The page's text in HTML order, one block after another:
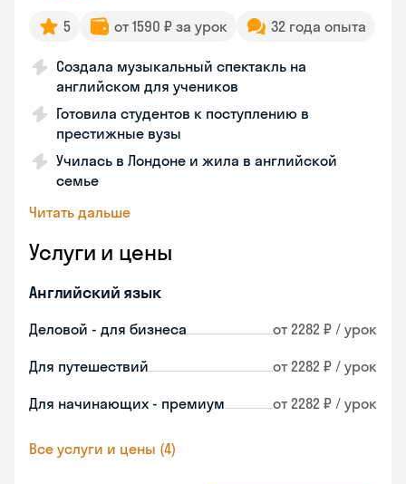
5 от 1590 ₽ за урок 32 года опыта
Создала музыкальный спектакль на
английском для учеников
Готовила студентов к поступлению в
престижные вузы
Училась в Лондоне и жила в английской
семье
Читать дальше
Услуги и цены
Английский язык
Деловой - для бизнеса от 2282 ₽ / урок
Для путешествий от 2282 ₽ / урок
Для начинающих - премиум от 2282 ₽ / урок
Все услуги и цены (4)